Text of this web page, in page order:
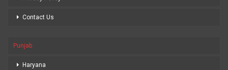
Contact Us
Punjab
Haryana